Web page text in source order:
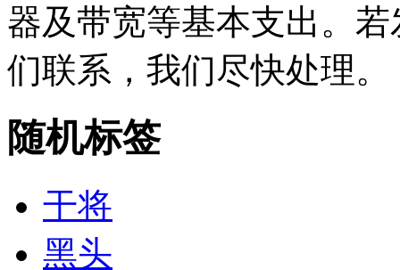
器及带宽等基本支出。
们联系，我们尽快处理。
随机标签
干将
黑头